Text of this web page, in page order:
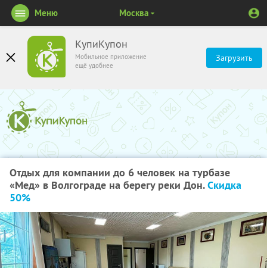
КупиКупон
Мобильное приложение
ещё удобнее
Загрузить
Меню Москва
Отдых для компании до 6 человек на турбазе
«Мед» в Волгограде на берегу реки Дон.Скидка
50%